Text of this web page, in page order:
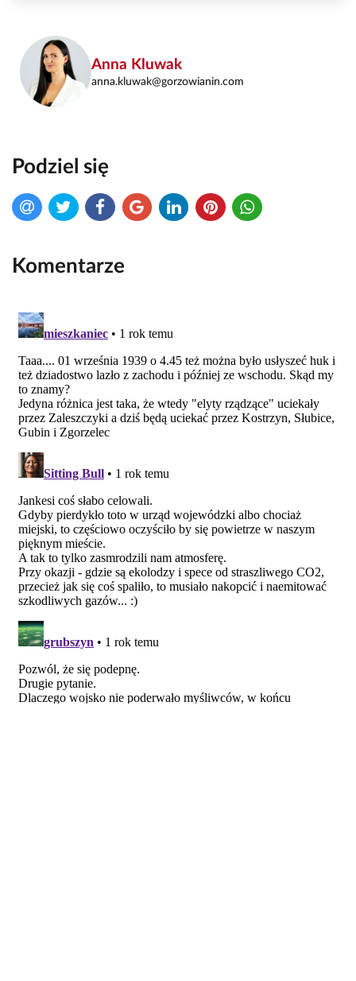
Anna Kluwak
anna.kluwak@gorzowianin.com
Podziel się
Komentarze